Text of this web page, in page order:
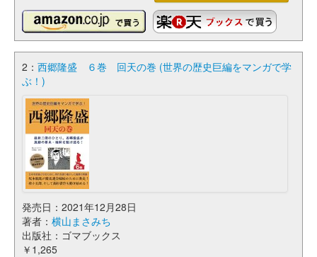
2： 西郷隆盛 ６巻 回天の巻 (世界の歴史巨編をマンガで学
ぶ！)
発売日：2021年12月28日
著者： 横山まさみち
出版社：ゴマブックス
￥1,265